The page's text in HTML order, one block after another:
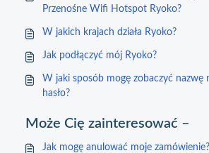
Przenośne Wifi Hotspot Ryoko?
W jakich krajach działa Ryoko?
Jak podłączyć mój Ryoko?
W jaki sposób mogę zobaczyć nazwę
hasło?
Może Cię zainteresować –
Jak mogę anulować moje zamówienie?